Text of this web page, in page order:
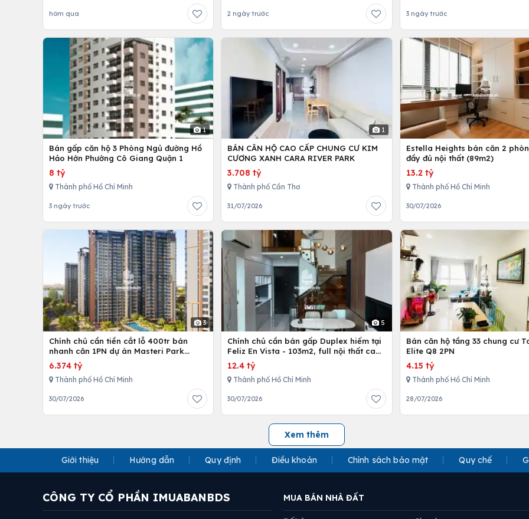
hôm qua 2 ngày trước 3 ngày trước
1
Bán gấp căn hộ 3 Phòng Ngủ đường Hồ
Hảo Hớn Phường Cô Giang Quận 1
8 tỷ
Thành phố Hồ Chí Minh
3 ngày trước
1
BÁN CĂN HỘ CAO CẤP CHUNG CƯ KIM
CƯƠNG XANH CARA RIVER PARK
3.708 tỷ
Thành phố Cần Thơ
31/07/2026
Estella Heights bán căn 2
đầy đủ nội thất (89m2)
13.2 tỷ
Thành phố Hồ Chí Minh
30/07/2026
3
Chính chủ cần tiền cắt lỗ 400tr bán
nhanh căn 1PN dự án Masteri Park
Place
6.374 tỷ
Thành phố Hồ Chí Minh
30/07/2026
5
Chính chủ cần bán gấp Duplex hiếm tại
Feliz En Vista - 103m2, full nội thất cao
cấp
12.4 tỷ
Thành phố Hồ Chí Minh
30/07/2026
Bán căn hộ tầng 33 chung cư
Elite Q8 2PN
4.15 tỷ
Thành phố Hồ Chí Minh
28/07/2026
Xem thêm
Giới thiệu Hướng dẫn Quy định Điều khoản Chính sách bảo mật Quy chế
CÔNG TY CỔ PHẦN IMUABANBDS MUA BÁN NHÀ ĐẤT